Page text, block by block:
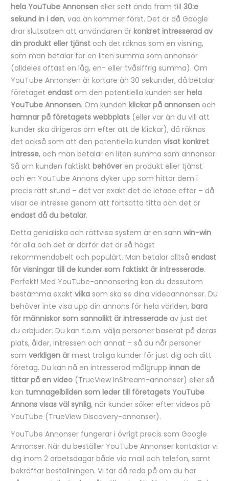
hela YouTube Annonsen eller sett ända fram till 30:e
sekund in i den, vad än kommer först. Det är då Google
drar slutsatsen att användaren är konkret intresserad av
din produkt eller tjänst och det räknas som en visning,
som man betalar för en liten summa som annonsör
(alldeles oftast en låg, en- eller tvåsiffrig summa). Om
YouTube Annonsen är kortare än 30 sekunder, då betalar
företaget endast om den potentiella kunden ser hela
YouTube Annonsen. Om kunden klickar på annonsen och
hamnar på företagets webbplats (eller var än du vill att
kunder ska dirigeras om efter att de klickar), då räknas
det också som att den potentiella kunden visat konkret
intresse, och man betalar en liten summa som annonsör.
Så om kunden faktiskt behöver en produkt eller tjänst
och en YouTube Annons dyker upp som hittar dem i
precis rätt stund – det var exakt det de letade efter – då
visar de intresse genom att fortsätta titta och det är
endast då du betalar.
Detta genialiska och rättvisa system är en sann win-win
för alla och det är därför det är så högst
rekommendabelt och populärt. Man betalar alltså endast
för visningar till de kunder som faktiskt är intresserade.
Perfekt! Med YouTube-annonsering kan du dessutom
bestämma exakt vilka som ska se dina videoannonser. Du
behöver inte visa upp din annons för hela världen, bara
för människor som sannolikt är intresserade av just det
du erbjuder. Du kan t.o.m. välja personer baserat på deras
plats, ålder, intressen och annat – så du når personer
som verkligen är mest troliga kunder för just dig och ditt
företag. Du kan nå en intresserad målgrupp innan de
tittar på en video (TrueView InStream-annonser) eller så
kan tumnagelbilden som leder till företagets YouTube
Annons visas väl synlig, när kunder söker efter videos på
YouTube (TrueView Discovery-annonser).
YouTube Annonser fungerar i övrigt precis som Google
Annonser. När du beställer YouTube Annonser kontaktar vi
dig inom 2 arbetsdagar både via mail och telefon, samt
bekräftar beställningen. Vi tar då reda på om du har